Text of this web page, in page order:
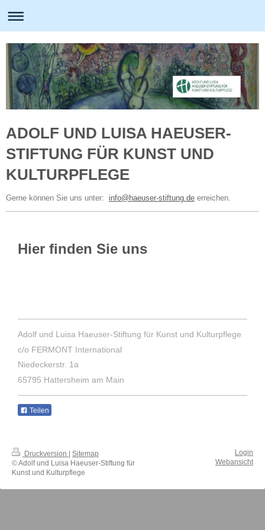
ADOLF UND LUISA HAEUSER-
STIFTUNG FÜR KUNST UND
KULTURPFLEGE
Gerne können Sie uns unter: info@haeuser-stiftung.de erreichen.
Hier finden Sie uns
Adolf und Luisa Haeuser-Stiftung für Kunst und Kulturpflege
c/o FERMONT International
Niedeckerstr. 1a
65795 Hattersheim am Main
Teilen
Druckversion
Sitemap
© Adolf und Luisa Haeuser-Stiftung für
Kunst und Kulturpflege
Login
Webansicht